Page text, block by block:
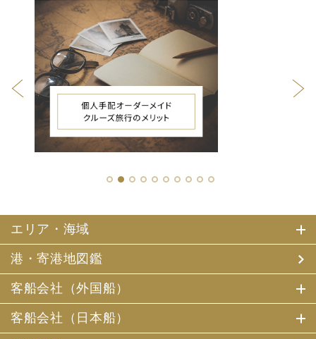
1 2 3 4 5 6 7 8 9 10
エリア・海域
港・寄港地図鑑
客船会社（外国船）
客船会社（日本船）